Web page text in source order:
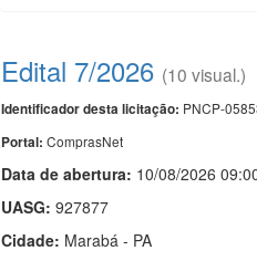
Edital 7/2026 (10 visual.)
Identificador desta licitação: PNCP-
Portal: ComprasNet
Data de abertura: 10/08/2026
UASG: 927877
Cidade: Marabá - PA